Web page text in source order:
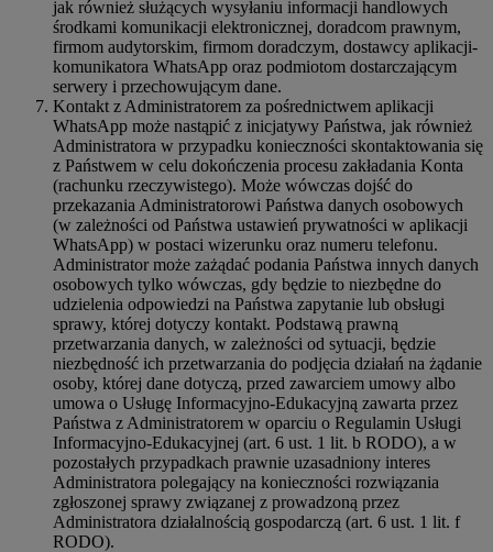
jak również służących wysyłaniu informacji handlowych
środkami komunikacji elektronicznej, doradcom prawnym,
firmom audytorskim, firmom doradczym, dostawcy aplikacji-
komunikatora WhatsApp oraz podmiotom dostarczającym
serwery i przechowującym dane.
Kontakt z Administratorem za pośrednictwem aplikacji
WhatsApp może nastąpić z inicjatywy Państwa, jak również
Administratora w przypadku konieczności skontaktowania się
z Państwem w celu dokończenia procesu zakładania Konta
(rachunku rzeczywistego). Może wówczas dojść do
przekazania Administratorowi Państwa danych osobowych
(w zależności od Państwa ustawień prywatności w aplikacji
WhatsApp) w postaci wizerunku oraz numeru telefonu.
Administrator może zażądać podania Państwa innych danych
osobowych tylko wówczas, gdy będzie to niezbędne do
udzielenia odpowiedzi na Państwa zapytanie lub obsługi
sprawy, której dotyczy kontakt. Podstawą prawną
przetwarzania danych, w zależności od sytuacji, będzie
niezbędność ich przetwarzania do podjęcia działań na żądanie
osoby, której dane dotyczą, przed zawarciem umowy albo
umowa o Usługę Informacyjno-Edukacyjną zawarta przez
Państwa z Administratorem w oparciu o Regulamin Usługi
Informacyjno-Edukacyjnej (art. 6 ust. 1 lit. b RODO), a w
pozostałych przypadkach prawnie uzasadniony interes
Administratora polegający na konieczności rozwiązania
zgłoszonej sprawy związanej z prowadzoną przez
Administratora działalnością gospodarczą (art. 6 ust. 1 lit. f
RODO).